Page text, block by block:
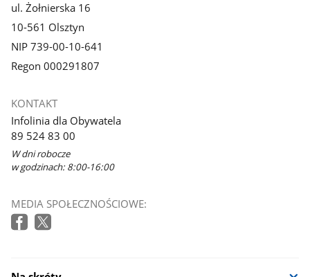
ul. Żołnierska 16
10-561 Olsztyn
NIP 739-00-10-641
Regon 000291807
KONTAKT
Infolinia dla Obywatela
89 524 83 00
W dni robocze
w godzinach: 8:00-16:00
MEDIA SPOŁECZNOŚCIOWE: